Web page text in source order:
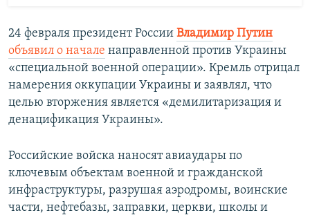
24 февраля президент России Владимир Путин
объявил о начале направленной против Украины
«специальной военной операции». Кремль отрицал
намерения оккупации Украины и заявлял, что
целью вторжения является «демилитаризация и
денацификация Украины».
Российские войска наносят авиаудары по
ключевым объектам военной и гражданской
инфраструктуры, разрушая аэродромы, воинские
части, нефтебазы, заправки, церкви, школы и